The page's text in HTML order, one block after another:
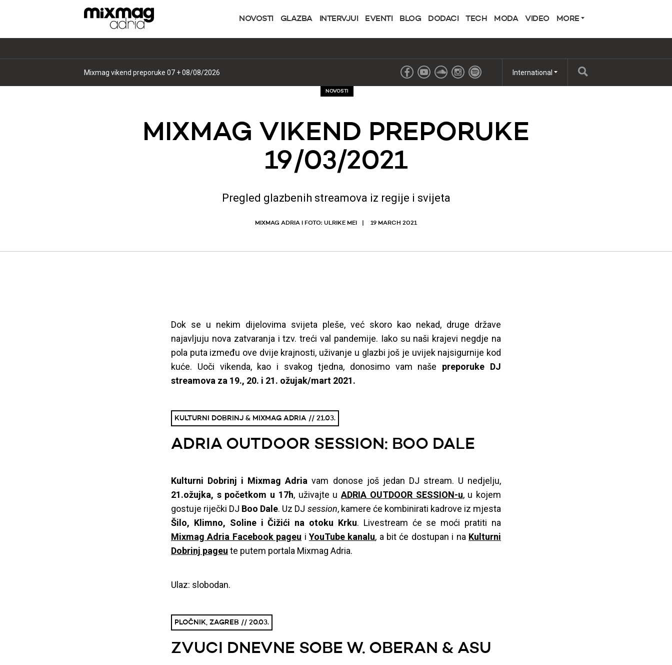
NOVOSTI GLAZBA INTERVJUI EVENTI BLOG DODACI TECH MODA VIDEO MORE
Commissar Lag - Report Unit 007 International
NOVOSTI
MIXMAG VIKEND PREPORUKE
19/03/2021
Pregled glazbenih streamova iz regije i svijeta
MIXMAG ADRIA I FOTO: ULRIKE MEI 19 MARCH 2021
Dok se u nekim dijelovima svijeta pleše, već skoro kao nekad, druge države
najavljuju nova zatvaranja i tzv. treći val pandemije. Iako su naši krajevi negdje na
pola puta između ove dvije krajnosti, uživanje u glazbi još je uvijek najsigurnije kod
kuće. Uoči vikenda, kao i svakog tjedna, donosimo vam naše preporuke DJ
streamova za 19., 20. i 21. ožujak/mart 2021.
KULTURNI DOBRINJ & MIXMAG ADRIA // 21.03.
ADRIA OUTDOOR SESSION: BOO DALE
Kulturni Dobrinj i Mixmag Adria vam donose još jedan DJ stream. U nedjelju,
21.ožujka, s početkom u 17h, uživajte u ADRIA OUTDOOR SESSION-u, u kojem
gostuje riječki DJ Boo Dale. Uz DJ session, kamere će kombinirati kadrove iz mjesta
Šilo, Klimno, Soline i Čižići na otoku Krku. Livestream će se moći pratiti na
Mixmag Adria Facebook pageu i YouTube kanalu, a bit će dostupan i na Kulturni
Dobrinj pageu te putem portala Mixmag Adria.
Ulaz: slobodan.
PLOČNIK, ZAGREB // 20.03.
ZVUCI DNEVNE SOBE W. OBERAN & ASU